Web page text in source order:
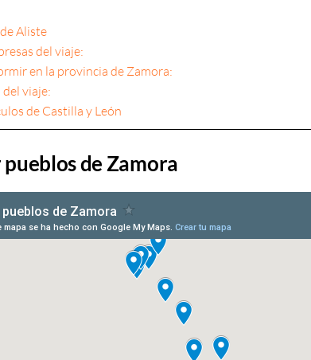
Aliste
del viaje:
en la provincia de Zamora:
viaje:
de Castilla y León
de Zamora